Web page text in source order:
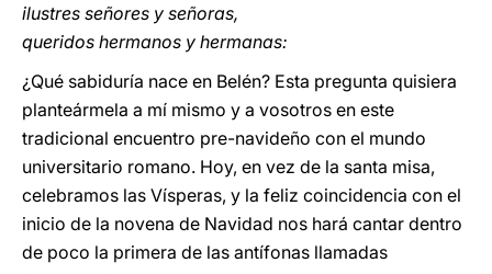
ilustres señores y señoras,
queridos hermanos y hermanas:
¿Qué sabiduría nace en Belén? Esta pregunta quisiera
planteármela a mí mismo y a vosotros en este
tradicional encuentro pre-navideño con el mundo
universitario romano. Hoy, en vez de la santa misa,
celebramos las Vísperas, y la feliz coincidencia con el
inicio de la novena de Navidad nos hará cantar dentro
de poco la primera de las antífonas llamadas